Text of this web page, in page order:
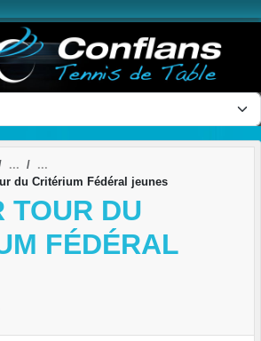
du Critérium Fédéral jeunes
TOUR DU
FÉDÉRAL